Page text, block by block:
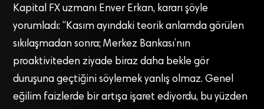
Kapital FX uzmanı Enver Erkan, kararı şöyle
yorumladı: “Kasım ayındaki teorik anlamda görülen
sıkılaşmadan sonra; Merkez Bankası’nın
proaktiviteden ziyade biraz daha bekle gör
duruşuna geçtiğini söylemek yanlış olmaz. Genel
eğilim faizlerde bir artışa işaret ediyordu, bu yüzden